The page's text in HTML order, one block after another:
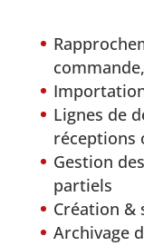
Lignes de
réceptions
Gestion
partiels
Création &
Archivage